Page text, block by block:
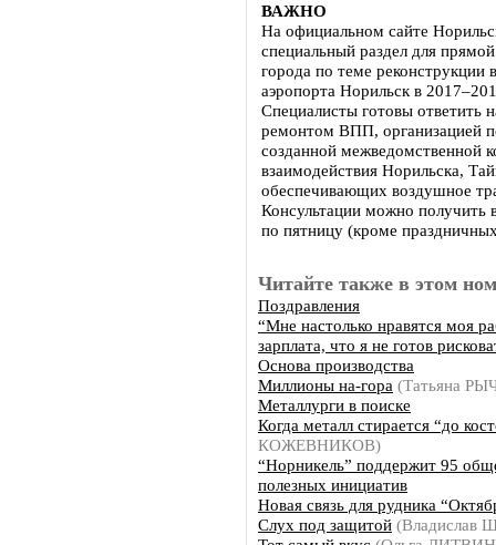
ВАЖНО
На официальном сайте
специальный раздел для
города по теме реконструкции
аэропорта Норильск в
Специалисты готовы ответить
ремонтом ВПП, организацией
созданной межведомственной
взаимодействия Норильска,
обеспечивающих воздушное
Консультации можно получить
по пятницу (кроме
Читайте также в этом
Поздравления
“Мне настолько нравятся моя
зарплата, что я не готов
Основа производства
Миллионы на-гора (Татьяна
Металлурги в поиске
Когда металл стирается “до
КОЖЕВНИКОВ)
“Норникель” поддержит 95
полезных инициатив
Новая связь для рудника
Слух под защитой